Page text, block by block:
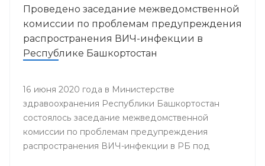
Проведено заседание межведомственной
комиссии по проблемам предупреждения
распространения ВИЧ-инфекции в
Республике Башкортостан
16 июня 2020 года в Министерстве
здравоохранения Республики Башкортостан
состоялось заседание межведомственной
комиссии по проблемам предупреждения
распространения ВИЧ-инфекции в РБ под